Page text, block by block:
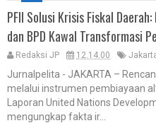
PFII Solusi Krisis Fiskal
dan BPD Kawal Transformasi
Redaksi JP 12.14.00
Jurnalpelita - JAKARTA –
melalui instrumen pembiayaan
Laporan United Nations
mengungkap fakta ir...